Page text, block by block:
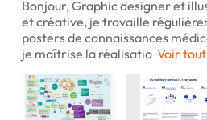
Bonjour, Graphic designer et
et créative, je travaille
posters de connaissances
je maîtrise la réalisatio Voir